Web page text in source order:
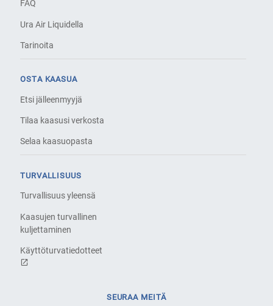
FAQ
Ura Air Liquidella
Tarinoita
OSTA KAASUA
Etsi jälleenmyyjä
Tilaa kaasusi verkosta
Selaa kaasuopasta
TURVALLISUUS
Turvallisuus yleensä
Kaasujen turvallinen
kuljettaminen
Käyttöturvatiedotteet
SEURAA MEITÄ